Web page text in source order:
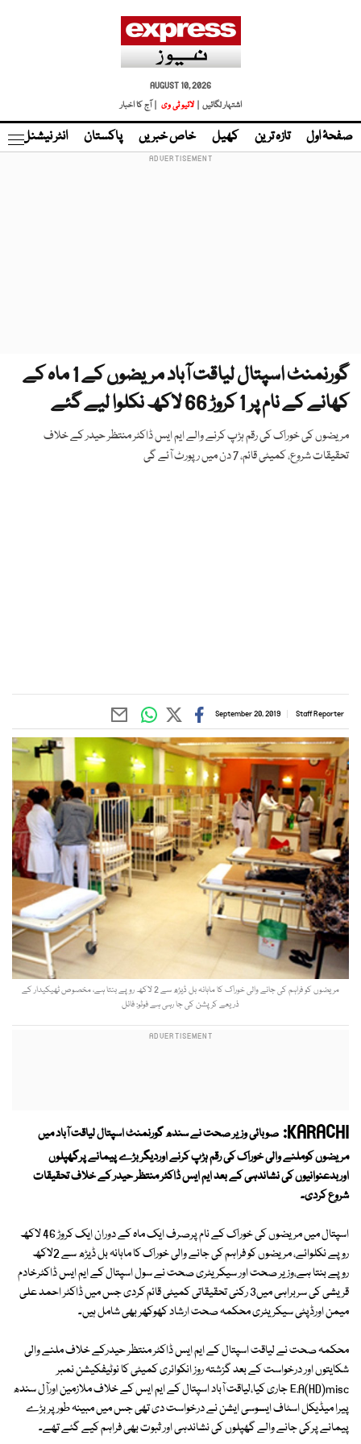
AUGUST 10, 2026
اشتہار لگائیں |
لائیو ٹی وی | آج کا اخبار
صفحۂ اول تازہ ترین کھیل خاص خبریں پاکستان انٹر نیشنل
گورنمنٹ اسپتال لیاقت آباد مریضوں کے 1 ماہ کے
کھانے کے نام پر 1 کروڑ 66 لاکھ نکلوا لیے گئے
مریضوں کی خوراک کی رقم ہڑپ کرنے والے ایم ایس ڈاکٹر منتظر حیدر کے خلاف
تحقیقات شروع، کمیٹی قائم، 7 دن میں رپورٹ آئے گی
Staff Reporter
September 20, 2019
مریضوں کو فراہم کی جانے والی خوراک کا ماہانہ بل ڈیڑھ سے 2 لاکھ روپے بنتا ہے، مخصوص ٹھیکیدار کے
ذریعے کرپشن کی جا رہی ہے فوٹو: فائل
KARACHI: صوبائی وزیر صحت نے سندھ گورنمنٹ اسپتال لیاقت آباد میں
مریضوں کوملنے والی خوراک کی رقم ہڑپ کرنے اوردیگر بڑے پیمانے پرگھپلوں
اوربدعنوانیوں کی نشاندہی کے بعد ایم ایس ڈاکٹر منتظر حیدر کے خلاف تحقیقات
شروع کردی۔
اسپتال میں مریضوں کی خوراک کے نام پرصرف ایک ماہ کے دوران ایک کروڑ 46 لاکھ
روپے نکلوائے، مریضوں کو فراہم کی جانے والی خوراک کا ماہانہ بل ڈیڑھ سے 2لاکھ
روپے بنتا ہے،وزیر صحت اور سیکریٹری صحت نے سول اسپتال کے ایم ایس ڈاکٹرخادم
قریشی کی سربراہی میں3 رکنی تحقیقاتی کمیٹی قائم کردی جس میں ڈاکٹر احمد علی
میمن اورڈپٹی سیکریٹری محکمہ صحت ارشاد کھوکھر بھی شامل ہیں۔
محکمہ صحت نے لیاقت اسپتال کے ایم ایس ڈاکٹر منتظر حیدرکے خلاف ملنے والی
شکایتوں اور درخواست کے بعد گزشتہ روز انکوائری کمیٹی کا نوٹیفکیشن نمبر
E.A(HD)misc جاری کیا،لیاقت آباد اسپتال کے ایم ایس کے خلاف ملازمین اورآل سندھ
پیرا میڈیکل اسٹاف ایسوسی ایشن نے درخواست دی تھی جس میں مبینہ طورپر بڑے
پیمانے پرکی جانے والے گھپلوں کی نشاندہی اور ثبوت بھی فراہم کیے گئے تھے۔